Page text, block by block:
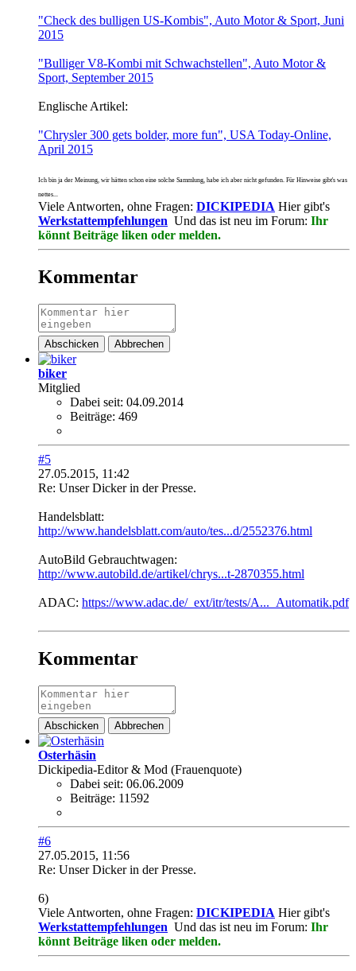
"Check des bulligen US-Kombis", Auto Motor & Sport, Juni
2015
"Bulliger V8-Kombi mit Schwachstellen", Auto Motor &
Sport, September 2015
Englische Artikel:
"Chrysler 300 gets bolder, more fun", USA Today-Online,
April 2015
Ich bin ja der Meinung, wir hätten schon eine solche Sammlung, habe ich aber nicht gefunden. Für Hinweise gibt's was
nettes...
Viele Antworten, ohne Fragen: DICKIPEDIA Hier gibt's
Werkstattempfehlungen Und das ist neu im Forum: Ihr
könnt Beiträge liken oder melden.
Kommentar
Abschicken Abbrechen
biker
Mitglied
Dabei seit: 04.09.2014
Beiträge: 469
#5
27.05.2015, 11:42
Re: Unser Dicker in der Presse.
Handelsblatt:
http://www.handelsblatt.com/auto/tes...d/2552376.html
AutoBild Gebrauchtwagen:
http://www.autobild.de/artikel/chrys...t-2870355.html
ADAC: https://www.adac.de/_ext/itr/tests/A..._Automatik.pdf
Kommentar
Abschicken Abbrechen
Osterhäsin
Dickipedia-Editor & Mod (Frauenquote)
Dabei seit: 06.06.2009
Beiträge: 11592
#6
27.05.2015, 11:56
Re: Unser Dicker in der Presse.
6)
Viele Antworten, ohne Fragen: DICKIPEDIA Hier gibt's
Werkstattempfehlungen Und das ist neu im Forum: Ihr
könnt Beiträge liken oder melden.